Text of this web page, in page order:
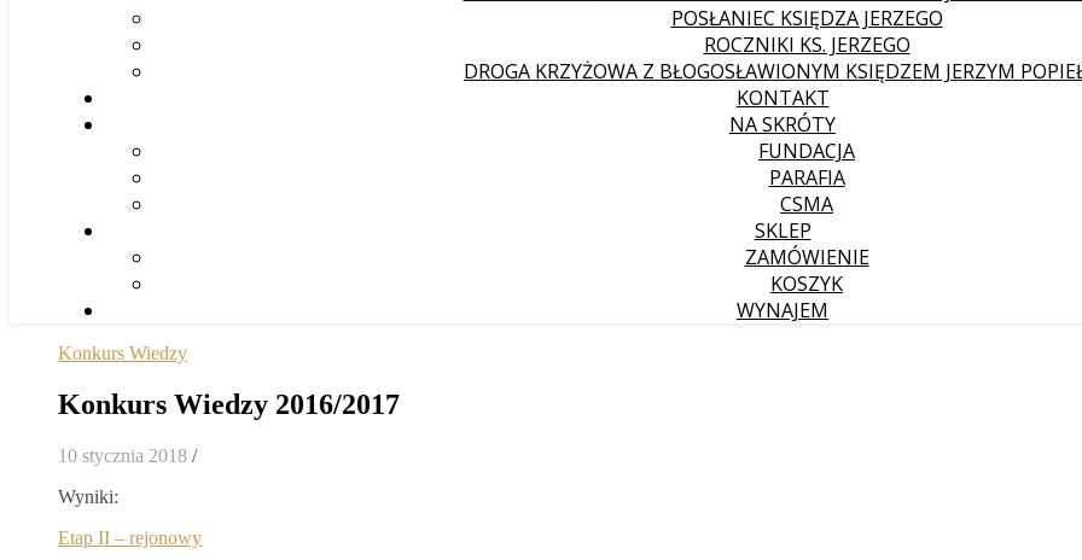
POSŁANIEC KSIĘDZA JERZEGO
ROCZNIKI KS. JERZEGO
DROGA KRZYŻOWA Z BŁOGOSŁAWIONYM KSIĘDZEM JERZYM
KONTAKT
NA SKRÓTY
FUNDACJA
PARAFIA
CSMA
SKLEP
ZAMÓWIENIE
KOSZYK
WYNAJEM
Konkurs Wiedzy
Konkurs Wiedzy 2016/2017
10 stycznia 2018 /
Wyniki:
Etap II – rejonowy